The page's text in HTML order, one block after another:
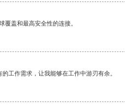
覆盖和最高安全性的连接。
工作需求，让我能够在工作中游刃有余。